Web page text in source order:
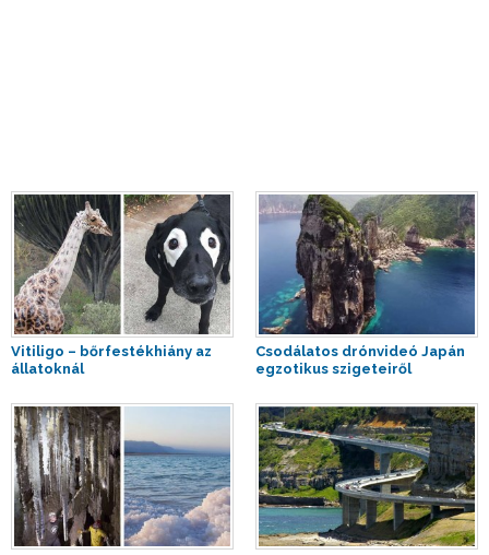
Vitiligo – bőrfestékhiány az
állatoknál
Csodálatos drónvideó Japán
egzotikus szigeteiről